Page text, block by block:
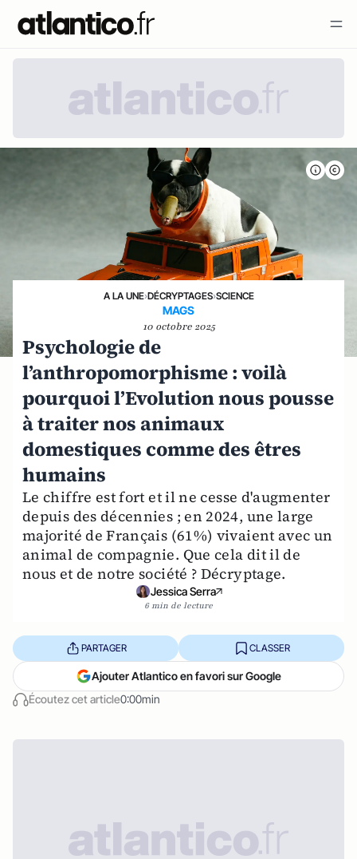
A LA UNE›DÉCRYPTAGES›SCIENCE
MAGS
10 octobre 2025
Psychologie de
l’anthropomorphisme : voilà
pourquoi l’Evolution nous pousse
à traiter nos animaux
domestiques comme des êtres
humains
Le chiffre est fort et il ne cesse d'augmenter
depuis des décennies ; en 2024, une large
majorité de Français (61%) vivaient avec un
animal de compagnie. Que cela dit il de
nous et de notre société ? Décryptage.
Jessica Serra
6 min de lecture
Écoutez cet article0:00min
PARTAGER CLASSER
Ajouter Atlantico en favori sur Google